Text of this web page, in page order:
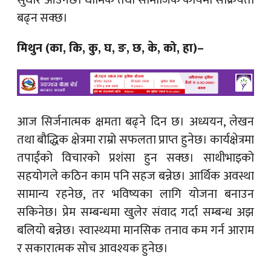
बढ्न सक्छ।
मिथुन (का, कि, कु, घ, ङ, छ, के, को, हा)–
आज सिर्जनात्मक क्षमता बढ्ने दिन छ। अध्ययन, लेखन
तथा बौद्धिक क्षेत्रमा राम्रो सफलता प्राप्त हुनेछ। कार्यक्षेत्रमा
तपाईंको विचारको प्रशंसा हुन सक्छ। साथीभाइको
सहयोगले कठिन काम पनि सहज बन्नेछ। आर्थिक अवस्था
सामान्य रहनेछ, तर भविष्यका लागि योजना बनाउन
सकिनेछ। प्रेम सम्बन्धमा खुलेर संवाद गर्दा सम्बन्ध अझ
बलियो बन्नेछ। स्वास्थ्यमा मानसिक तनाव कम गर्न आराम
र सकारात्मक सोच आवश्यक हुनेछ।